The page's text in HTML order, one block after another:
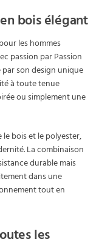
bois élégant
les hommes
passion par Passion
son design unique
à toute tenue
ou simplement une
bois et le polyester,
La combinaison
durable mais
dans une
tout en
les